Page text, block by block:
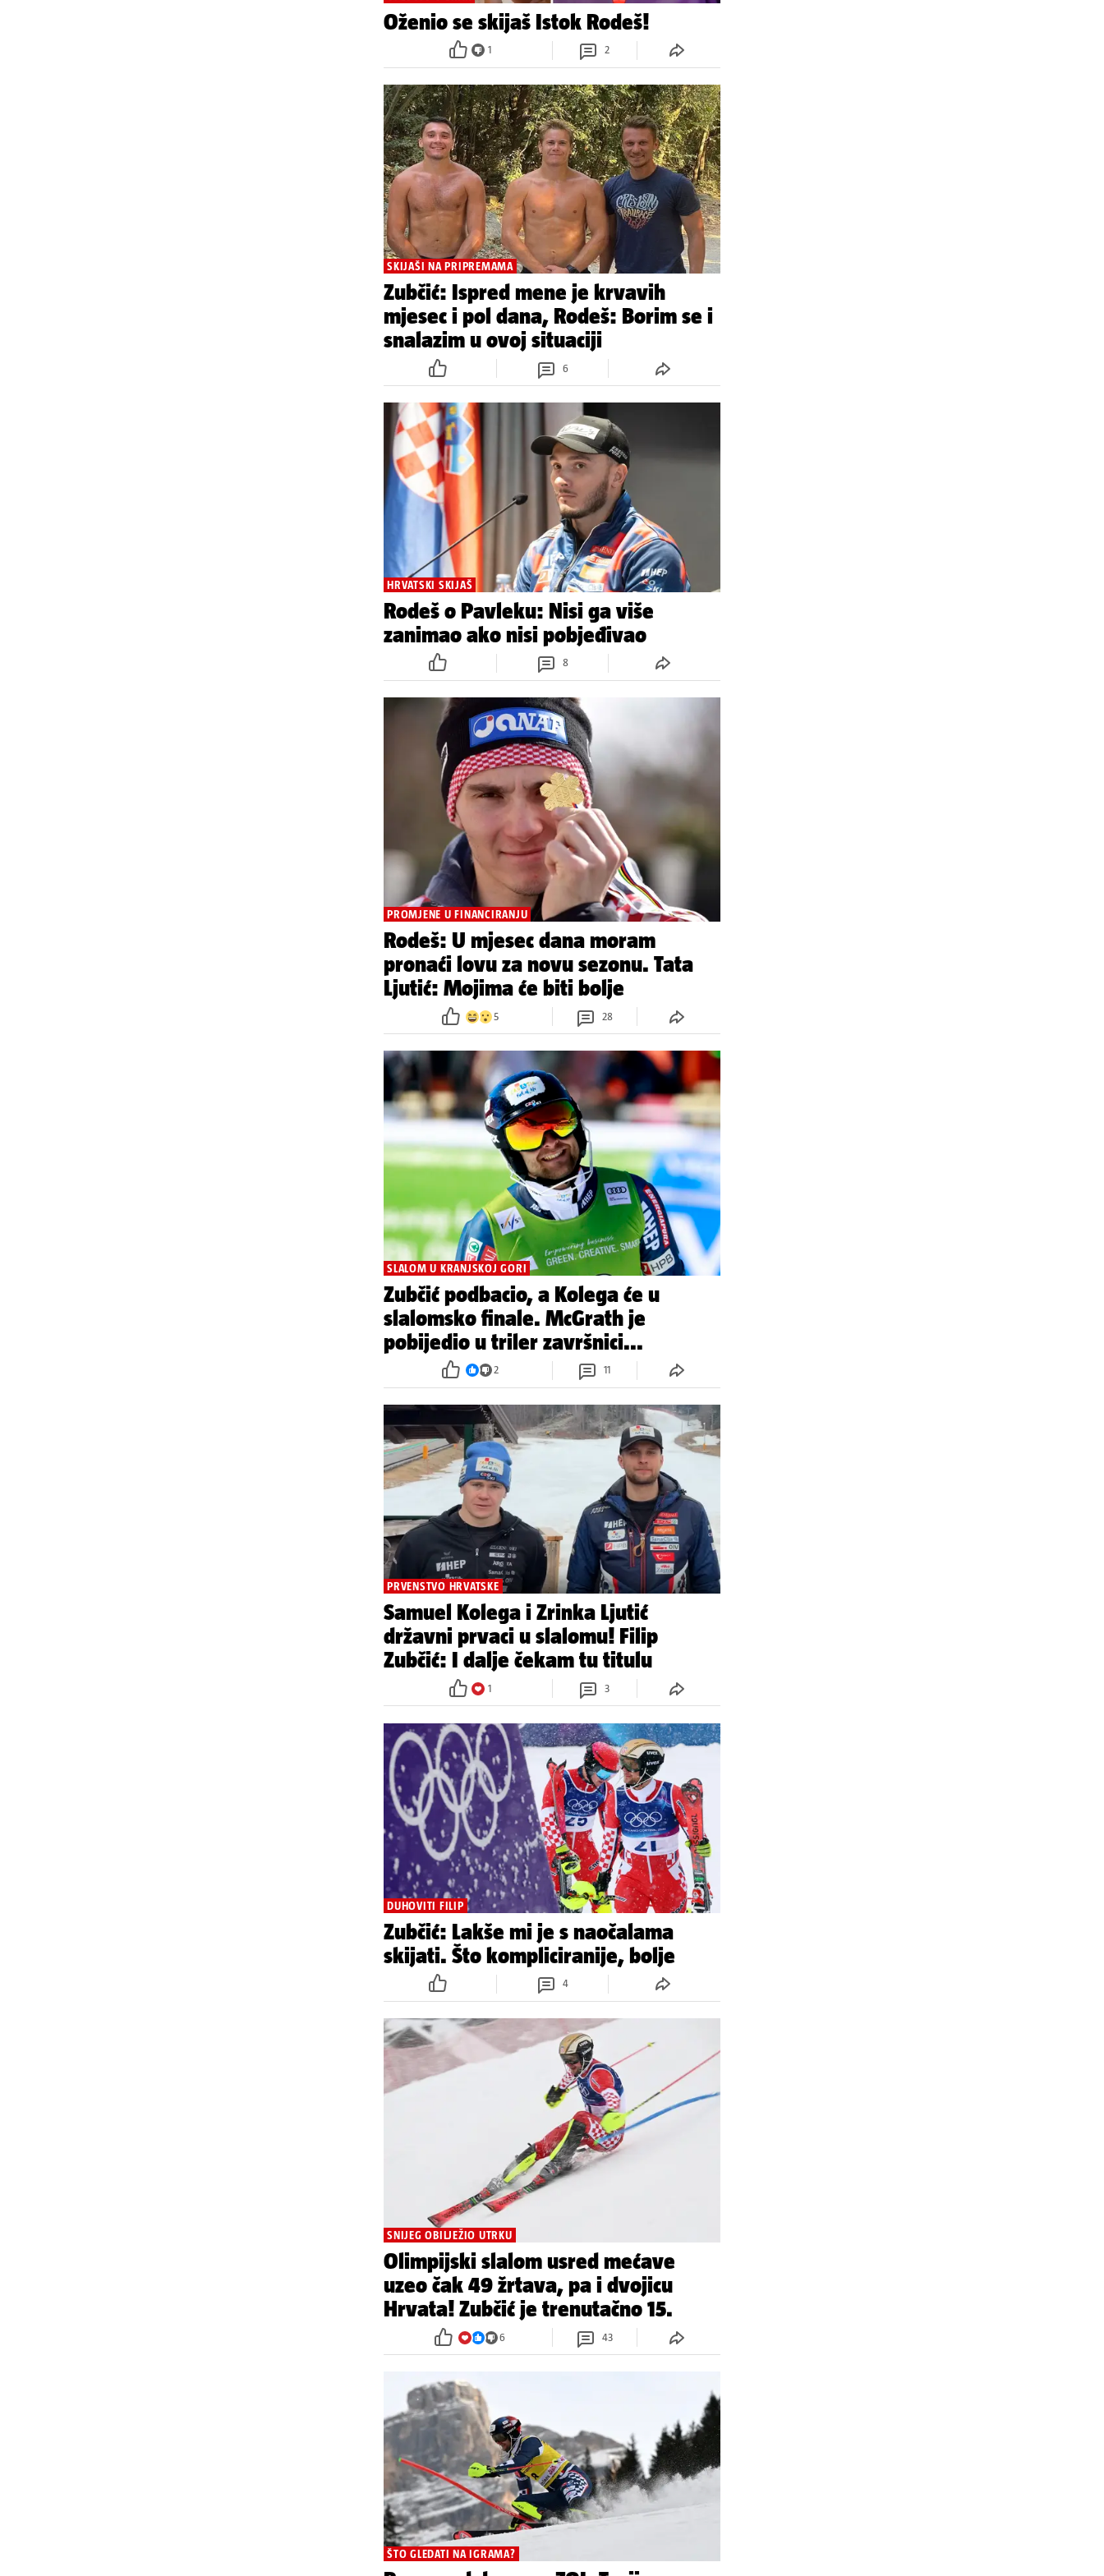
Oženio se skijaš Istok Rodeš!
1 2
SKIJAŠI NA PRIPREMAMA
Zubčić: Ispred mene je krvavih
mjesec i pol dana, Rodeš: Borim se i
snalazim u ovoj situaciji
6
HRVATSKI SKIJAŠ
Rodeš o Pavleku: Nisi ga više
zanimao ako nisi pobjeđivao
8
PROMJENE U FINANCIRANJU
Rodeš: U mjesec dana moram
pronaći lovu za novu sezonu. Tata
Ljutić: Mojima će biti bolje
5 28
SLALOM U KRANJSKOJ GORI
Zubčić podbacio, a Kolega će u
slalomsko finale. McGrath je
pobijedio u triler završnici...
2 11
PRVENSTVO HRVATSKE
Samuel Kolega i Zrinka Ljutić
državni prvaci u slalomu! Filip
Zubčić: I dalje čekam tu titulu
1 3
DUHOVITI FILIP
Zubčić: Lakše mi je s naočalama
skijati. Što kompliciranije, bolje
4
SNIJEG OBILJEŽIO UTRKU
Olimpijski slalom usred mećave
uzeo čak 49 žrtava, pa i dvojicu
Hrvata! Zubčić je trenutačno 15.
6 43
ŠTO GLEDATI NA IGRAMA?